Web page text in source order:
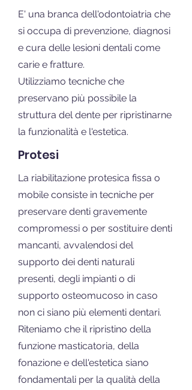
E' una branca dell'odontoiatria che
si occupa di prevenzione, diagnosi
e cura delle lesioni dentali come
carie e fratture.
Utilizziamo tecniche che
preservano più possibile la
struttura del dente per ripristinarne
la funzionalità e l'estetica.
Protesi
La riabilitazione protesica fissa o
mobile consiste in tecniche per
preservare denti gravemente
compromessi o per sostituire denti
mancanti, avvalendosi del
supporto dei denti naturali
presenti, degli impianti o di
supporto osteomucoso in caso
non ci siano più elementi dentari.
Riteniamo che il ripristino della
funzione masticatoria, della
fonazione e dell'estetica siano
fondamentali per la qualità della